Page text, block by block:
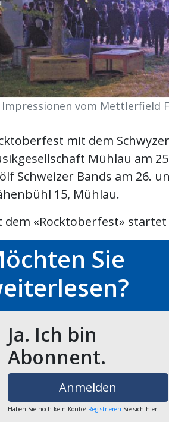
Impressionen vom Mettlerfield
mit dem
Mühlau am
Schweizer Bands am 26.
15, Mühlau.
dem «Rocktoberfest» startet
Sie
Ja. Ich bin
Abonnent.
Anmelden
Haben Sie noch kein Konto?Registrieren Sie sich hier